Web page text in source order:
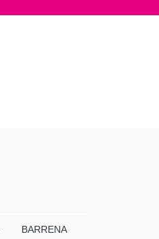
BARRENA